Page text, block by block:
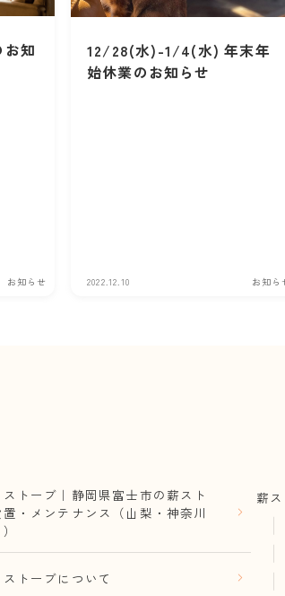
知
お知らせ
12/28(水)-1/4(水) 年末年
始休業のお知らせ
2022.12.10 お知ら
トーブ｜静岡県富士市の薪スト
・メンテナンス（山梨・神奈川
トーブについて
薪